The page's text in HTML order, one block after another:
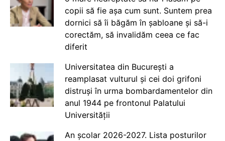
copii să fie așa cum sunt. Suntem prea
dornici să îi băgăm în șabloane și să-i
corectăm, să invalidăm ceea ce fac
diferit
Universitatea din București a
reamplasat vulturul și cei doi grifoni
distruși în urma bombardamentelor din
anul 1944 pe frontonul Palatului
Universității
An școlar 2026-2027. Lista posturilor